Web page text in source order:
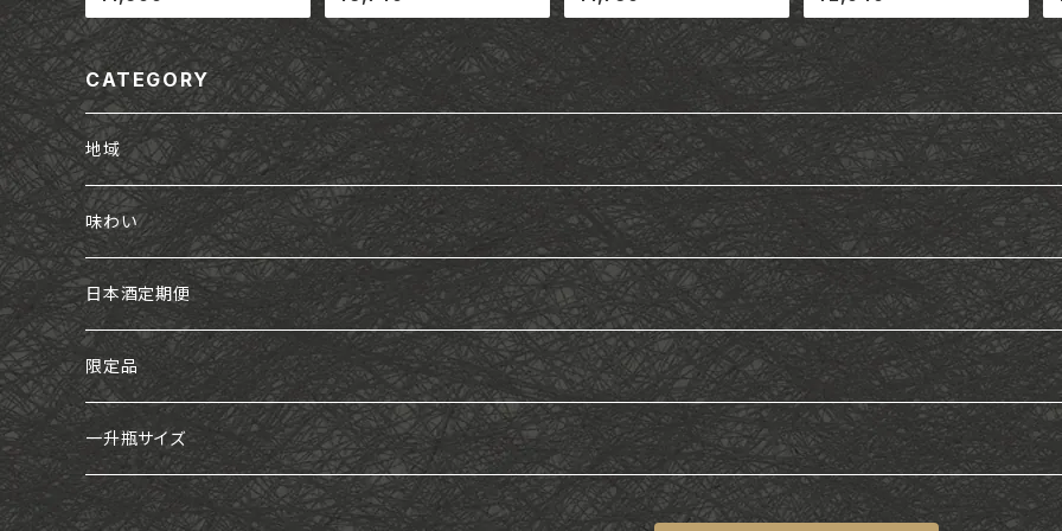
社高橋商店 山野酒造株式会社 賀 有限会社平井商店
CATEGORY
地域
東海
白老
近畿
神開
浅茅生
片野桜・かたの桜
中国・四国
金鵄盛典
九州
ちえびじん
中部
味わい
フルーティー
スッキリ
旨口
熟成タイプ
日本酒定期便
限定品
一升瓶サイズ